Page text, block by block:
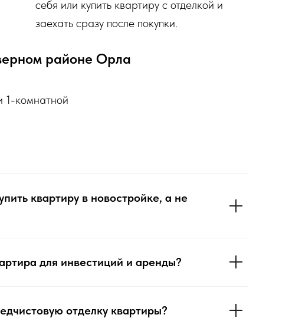
себя или купить квартиру с отделкой и
заехать сразу после покупки.
районе Орла
1-комнатной
квартиру в новостройке, а не
для инвестиций и аренды?
отделку квартиры?